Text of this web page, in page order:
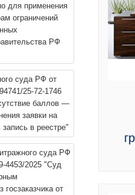
для применения
ограничений
РФ
суда РФ от
25-72-1746
баллов —
заявки на
в реестре"
суда РФ
4453/2025 "Суд
госзаказчика от